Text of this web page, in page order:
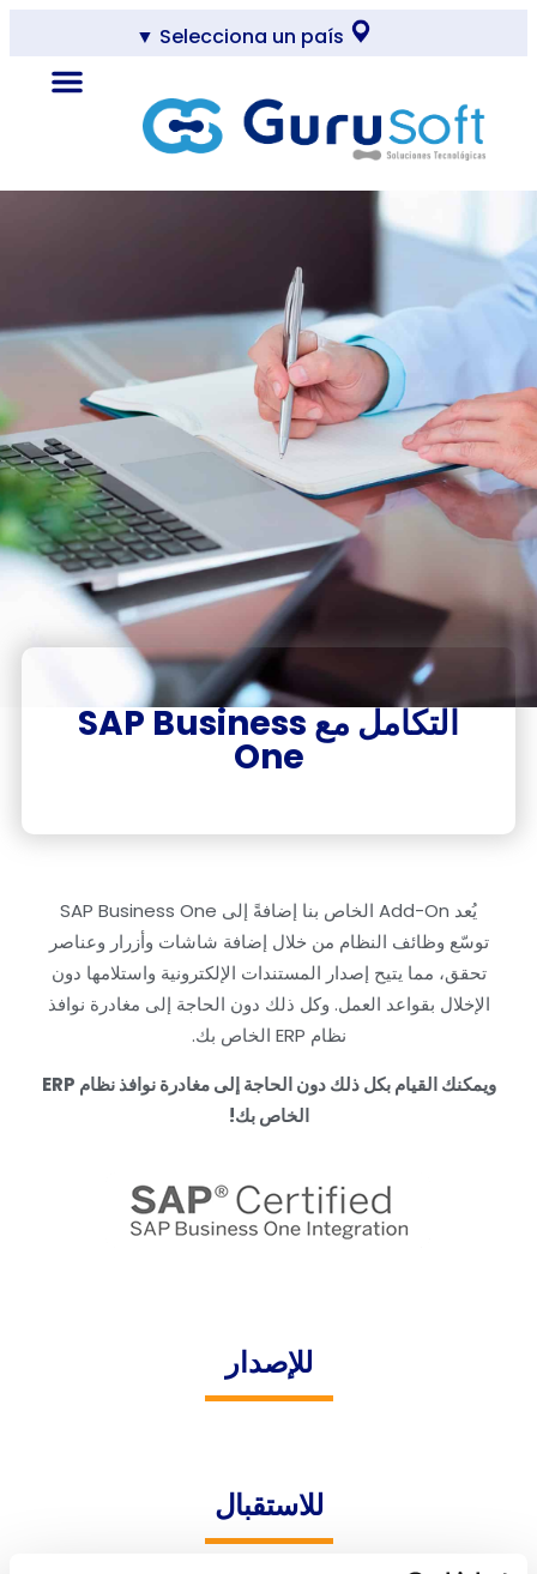
التكامل مع SAP Business
One​
يُعد Add-On الخاص بنا إضافةً إلى One
توسّع وظائف النظام من خلال إضافة شاشات وأزرار وعناصر
تحقق، مما يتيح إصدار المستندات الإلكترونية واستلامها دون
الإخلال بقواعد العمل. وكل ذلك دون الحاجة إلى مغادرة نوافذ
نظام
الخاص بك.
ويمكنك القيام بكل ذلك دون الحاجة إلى مغادرة نوافذ نظام
الخاص بك!
للإصدار
للاستقبال